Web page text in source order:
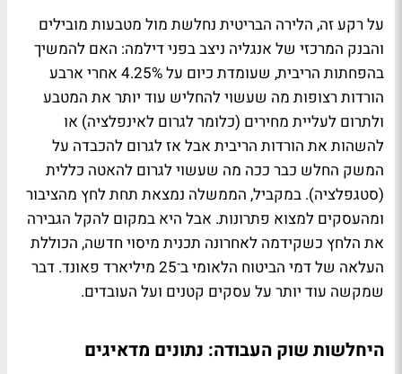
על רקע זה, הלירה הבריטית נחלשת מול מטבעות מובילים
והבנק המרכזי של אנגליה ניצב בפני דילמה: האם להמשיך
בהפחתות הריבית, שעומדת כיום על 4.25% אחרי ארבע
הורדות רצופות מה שעשוי להחליש עוד יותר את המטבע
ולתרום לעליית מחירים (כלומר לגרום לאינפלציה) או
להשהות את הורדות הריבית אבל אז לגרום להכבדה על
המשק החלש כבר ככה מה שעשוי לגרום להאטה כללית
(סטגפלציה). במקביל, הממשלה נמצאת תחת לחץ מהציבור
ומהעסקים למצוא פתרונות. אבל היא במקום להקל הגבירה
את הלחץ כשקידמה לאחרונה תכנית מיסוי חדשה, הכוללת
העלאה של דמי הביטוח הלאומי ב־25 מיליארד פאונד. דבר
שמקשה עוד יותר על עסקים קטנים ועל העובדים.
היחלשות שוק העבודה: נתונים מדאיגים